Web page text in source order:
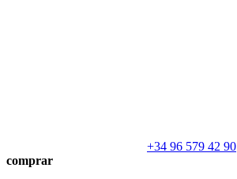
+34 96 579 42 90
comprar